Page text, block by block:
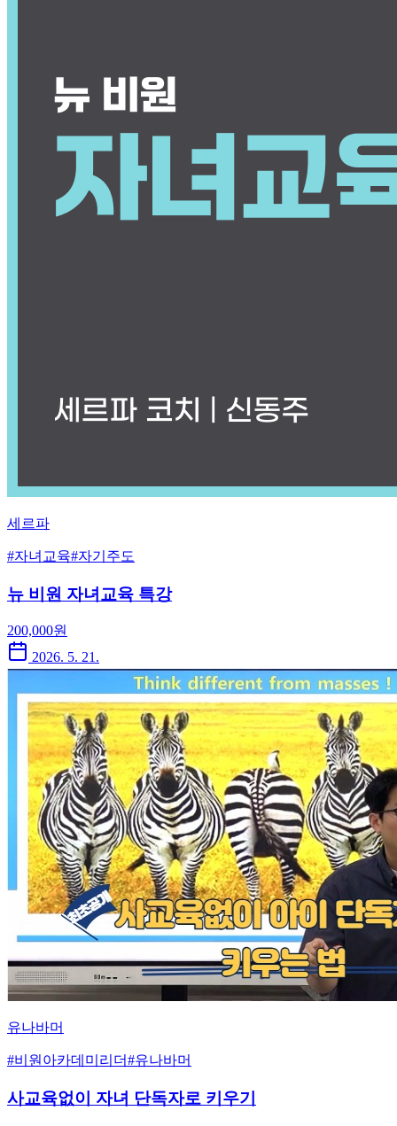
세르파
#자녀교육#자기주도
뉴 비원 자녀교육 특강
200,000원
2026. 5. 21.
유나바머
#비원아카데미리더#유나바머
사교육없이 자녀 단독자로 키우기